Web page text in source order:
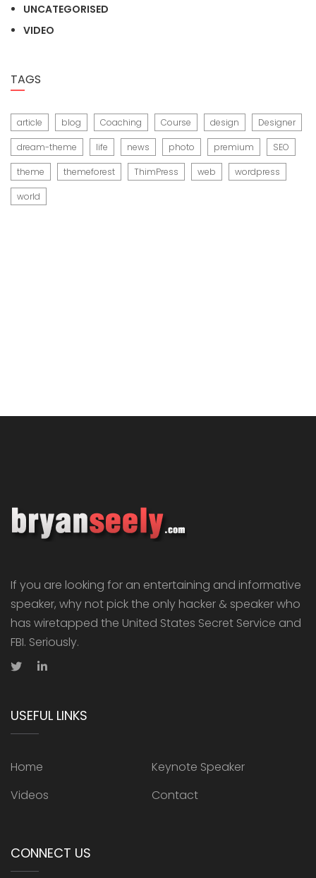
UNCATEGORISED
VIDEO
TAGS
article blog Coaching Course design Designer
dream-theme life news photo premium SEO
theme themeforest ThimPress web wordpress
world
If you are looking for an entertaining and informative
speaker, why not pick the only hacker & speaker who
has wiretapped the United States Secret Service and
FBI. Seriously.
USEFUL LINKS
Home
Keynote Speaker
Videos
Contact
CONNECT US